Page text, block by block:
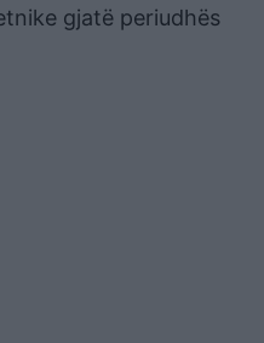
gjatë periudhës